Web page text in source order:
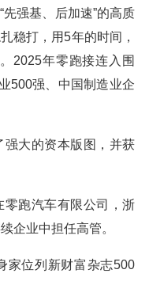
强基、后加速”的高质
稳打，用5年的时间，
2025年零跑接连入围
500强、中国制造业企
大的资本版图，并获
零跑汽车有限公司，浙
企业中担任高管。
家位列新财富杂志500